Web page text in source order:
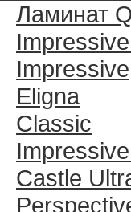
Ламинат
Impressive
Eligna
Classic
Castle